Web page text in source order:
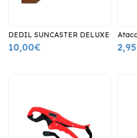
DEDIL SUNCASTER DELUXE
10,00€